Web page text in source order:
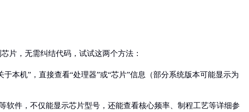
片，无需纠结代码，试试这两个方法：
于本机”，直接查看“处理器”或“芯片”信息（部分系统版本可能显示为
软件，不仅能显示芯片型号，还能查看核心频率、制程工艺等详细参